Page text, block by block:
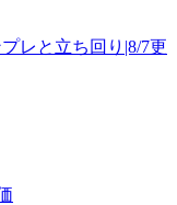
レと立ち回り|8/7更